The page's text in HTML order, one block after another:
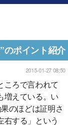
ポイント紹介
2015-01-27 08:50
ろで言われて
増えている。い
のほどは証明さ
する」という